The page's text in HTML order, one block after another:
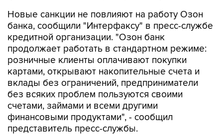
Новые санкции не повлияют на работу Озон
банка, сообщили "Интерфаксу" в пресс-службе
кредитной организации. "Озон банк
продолжает работать в стандартном режиме:
розничные клиенты оплачивают покупки
картами, открывают накопительные счета и
вклады без ограничений, предприниматели
без всяких проблем пользуются своими
счетами, займами и всеми другими
финансовыми продуктами", - сообщил
представитель пресс-службы.